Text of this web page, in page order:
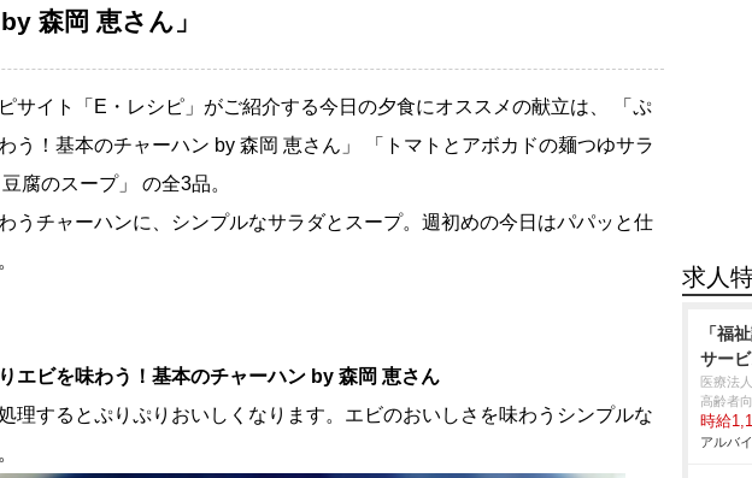
森岡 恵さん」
サイト「E・レシピ」がご紹介する今日の夕食にオススメの献立は、 「ぷ
う！基本のチャーハン by 森岡 恵さん」 「トマトとアボカドの麺つゆサラ
腐のスープ」 の全3品。
うチャーハンに、シンプルなサラダとスープ。週初めの今日はパパッと仕
エビを味わう！基本のチャーハン by 森岡 恵さん
理するとぷりぷりおいしくなります。エビのおいしさを味わうシンプルな
求人
「福
サー
医療法
高齢者
時給
アルバ